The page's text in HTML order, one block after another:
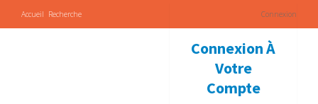
Accueil Recherche Connexion
Connexion À
Votre
Compte